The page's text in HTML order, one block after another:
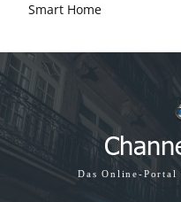
Smart Home
Das Online-